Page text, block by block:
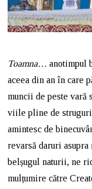
Toamna… anotimpul
aceea din an în care
muncii de peste vară
viile pline de struguri
amintesc de
revarsă daruri
belșugul naturii, ne
mulțumire către